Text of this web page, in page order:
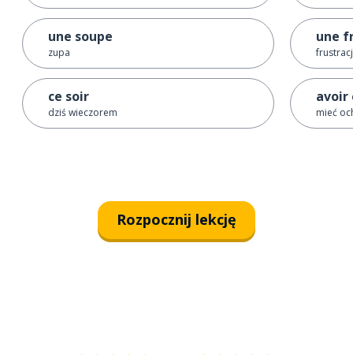
une soupe
zupa
ce soir
dziś wieczorem
une
avoir
mieć
Rozpocznij lekcję